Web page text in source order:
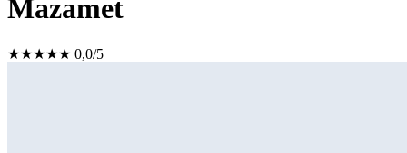
Mazamet
★★★★★ 0,0/5